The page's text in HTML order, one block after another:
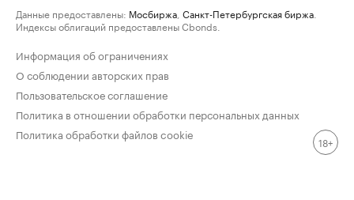
Данные предоставлены: Мосбиржа Санкт-Петербургская биржа
Индексы облигаций предоставлены Cbonds.
Информация об ограничениях
О соблюдении авторских прав
Пользовательское соглашение
Политика в отношении обработки персональных данных
Политика обработки файлов cookie
18+